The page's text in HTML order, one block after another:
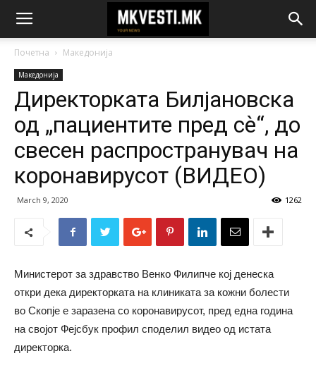
Почетна Македонија
Македонија
Директорката Билјановска
од „пациентите пред сѐ“, до
свесен распространувач на
коронавирусот (ВИДЕО)
March 9, 2020 1262
Министерот за здравство Венко Филипче кој денеска
откри дека директорката на клиниката за кожни болести
во Скопје е заразена со коронавирусот, пред една година
на својот Фејсбук профил споделил видео од истата
директорка.